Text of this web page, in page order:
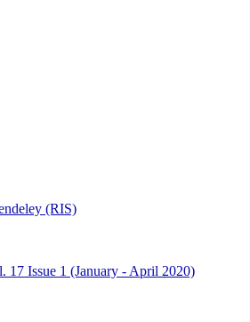
(RIS)
17 Issue 1 (January - April 2020)